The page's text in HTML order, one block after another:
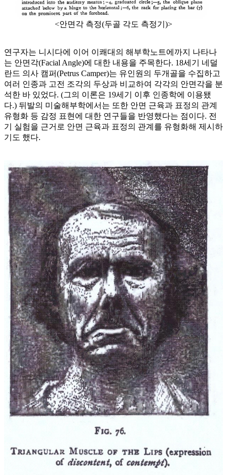
<안면각 측정(두골 각도 측정기)>
연구자는 니시다에 이어 이쾌대의 해부학노트에까지 나타나
는 안면각(Facial Angle)에 대한 내용을 주목한다. 18세기 네덜
란드 의사 캠퍼(Petrus Camper)는 유인원의 두개골을 수집하고
여러 인종과 고전 조각의 두상과 비교하여 각각의 안면각을 분
석한 바 있었다. (그의 이론은 19세기 이후 인종학에 이용됐
다.) 뒤발의 미술해부학에서는 또한 안면 근육과 표정의 관계
유형화 등 감정 표현에 대한 연구들을 반영했다는 점이다. 전
기 실험을 근거로 안면 근육과 표정의 관계를 유형화해 제시하
기도 했다.